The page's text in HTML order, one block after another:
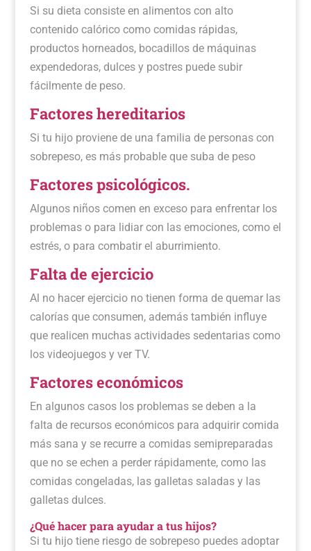
Si su dieta consiste en alimentos con alto
contenido calórico como comidas rápidas,
productos horneados, bocadillos de máquinas
expendedoras, dulces y postres puede subir
fácilmente de peso.
Factores hereditarios
Si tu hijo proviene de una familia de personas con
sobrepeso, es más probable que suba de peso
Factores psicológicos.
Algunos niños comen en exceso para enfrentar los
problemas o para lidiar con las emociones, como el
estrés, o para combatir el aburrimiento.
Falta de ejercicio
Al no hacer ejercicio no tienen forma de quemar las
calorías que consumen, además también influye
que realicen muchas actividades sedentarias como
los videojuegos y ver TV.
Factores económicos
En algunos casos los problemas se deben a la
falta de recursos económicos para adquirir comida
más sana y se recurre a comidas semipreparadas
que no se echen a perder rápidamente, como las
comidas congeladas, las galletas saladas y las
galletas dulces.
¿Qué hacer para ayudar a tus hijos?
Si tu hijo tiene riesgo de sobrepeso puedes adoptar